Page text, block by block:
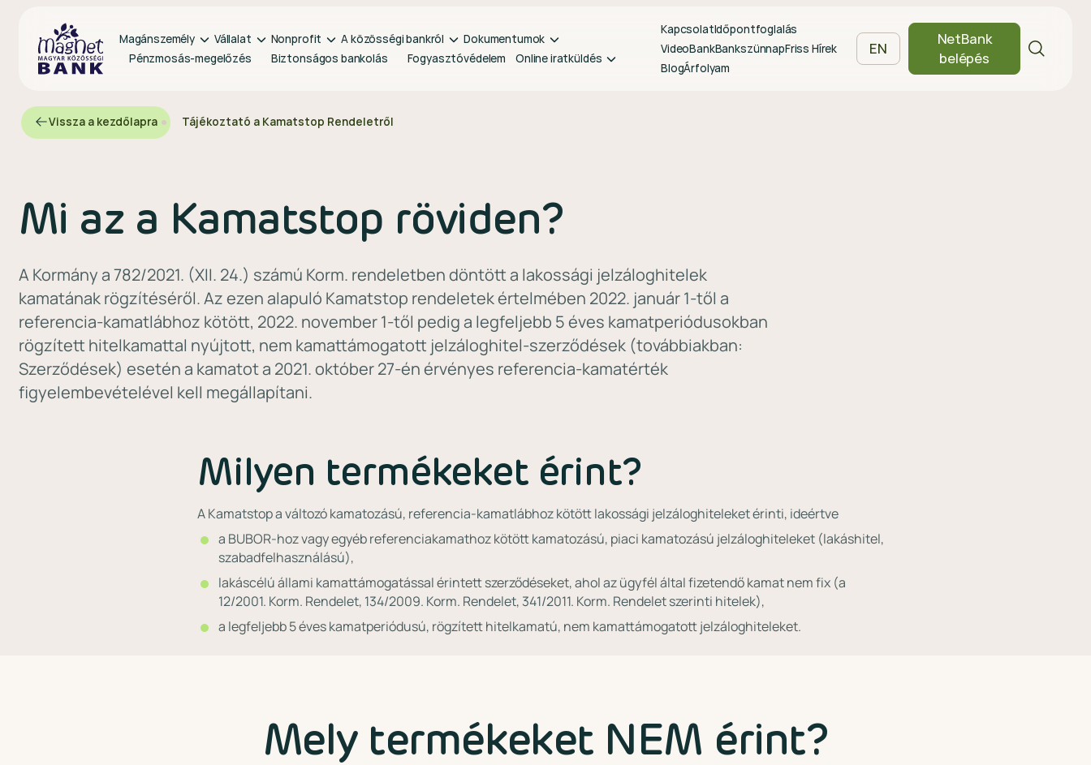
Magánszemély Vállalat Nonprofit A közösségi bankról
Dokumentumok
Pénzmosás-megelőzés
Biztonságos bankolás Fogyasztóvédelem Online iratküldés
KapcsolatIdőpontfoglalás
VideoBankBankszünnapFriss Hírek
BlogÁrfolyam
EN
NetBank
belépés
Vissza a kezdőlapra Tájékoztató a Kamatstop Rendeletről
Mi az a Kamatstop röviden?
A Kormány a 782/2021. (XII. 24.) számú Korm. rendeletben döntött a lakossági jelzáloghitelek
kamatának rögzítéséről. Az ezen alapuló Kamatstop rendeletek értelmében 2022. január 1-től a
referencia-kamatlábhoz kötött, 2022. november 1-től pedig a legfeljebb 5 éves kamatperiódusokban
rögzített hitelkamattal nyújtott, nem kamattámogatott jelzáloghitel-szerződések (továbbiakban:
Szerződések) esetén a kamatot a 2021. október 27-én érvényes referencia-kamatérték
figyelembevételével kell megállapítani.
Milyen termékeket érint?
A Kamatstop a változó kamatozású, referencia-kamatlábhoz kötött lakossági jelzáloghiteleket érinti, ideértve
a BUBOR-hoz vagy egyéb referenciakamathoz kötött kamatozású, piaci kamatozású jelzáloghiteleket (lakáshitel,
szabadfelhasználású),
lakáscélú állami kamattámogatással érintett szerződéseket, ahol az ügyfél által fizetendő kamat nem fix (a
12/2001. Korm. Rendelet, 134/2009. Korm. Rendelet, 341/2011. Korm. Rendelet szerinti hitelek),
a legfeljebb 5 éves kamatperiódusú, rögzített hitelkamatú, nem kamattámogatott jelzáloghiteleket.
Mely termékeket NEM érint?